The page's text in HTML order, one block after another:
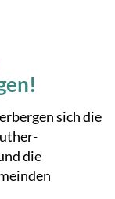
sich die
die